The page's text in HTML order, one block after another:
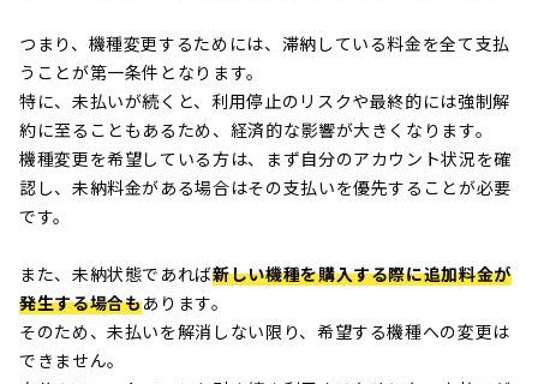
つまり、機種変更するためには、滞納している料金を全て支払
うことが第一条件となります。
特に、未払いが続くと、利用停止のリスクや最終的には強制解
約に至ることもあるため、経済的な影響が大きくなります。
機種変更を希望している方は、まず自分のアカウント状況を確
認し、未納料金がある場合はその支払いを優先することが必要
です。
また、未納状態であれば新しい機種を購入する際に追加料金が
発生する場合もあります。
そのため、未払いを解消しない限り、希望する機種への変更は
できません。